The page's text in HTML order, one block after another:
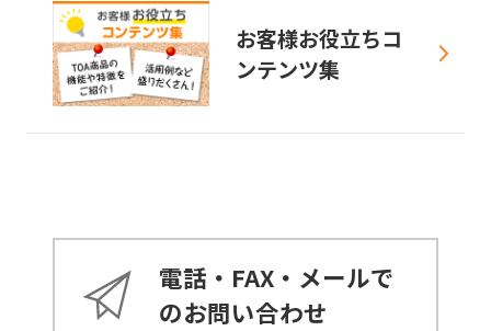
お客様お役立ちコ
ンテンツ集
電話・FAX・メールで
のお問い合わせ